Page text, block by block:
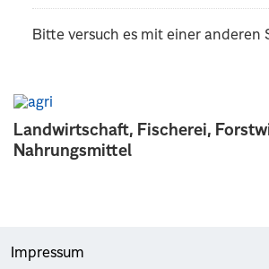
Landwirtschaft, Fischerei,
Nahrungsmittel
Bitte versuch es mit einer anderen
Impressum